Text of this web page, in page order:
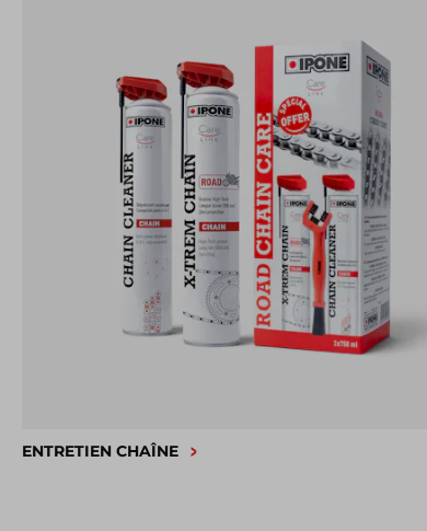
ENTRETIEN CHAÎNE